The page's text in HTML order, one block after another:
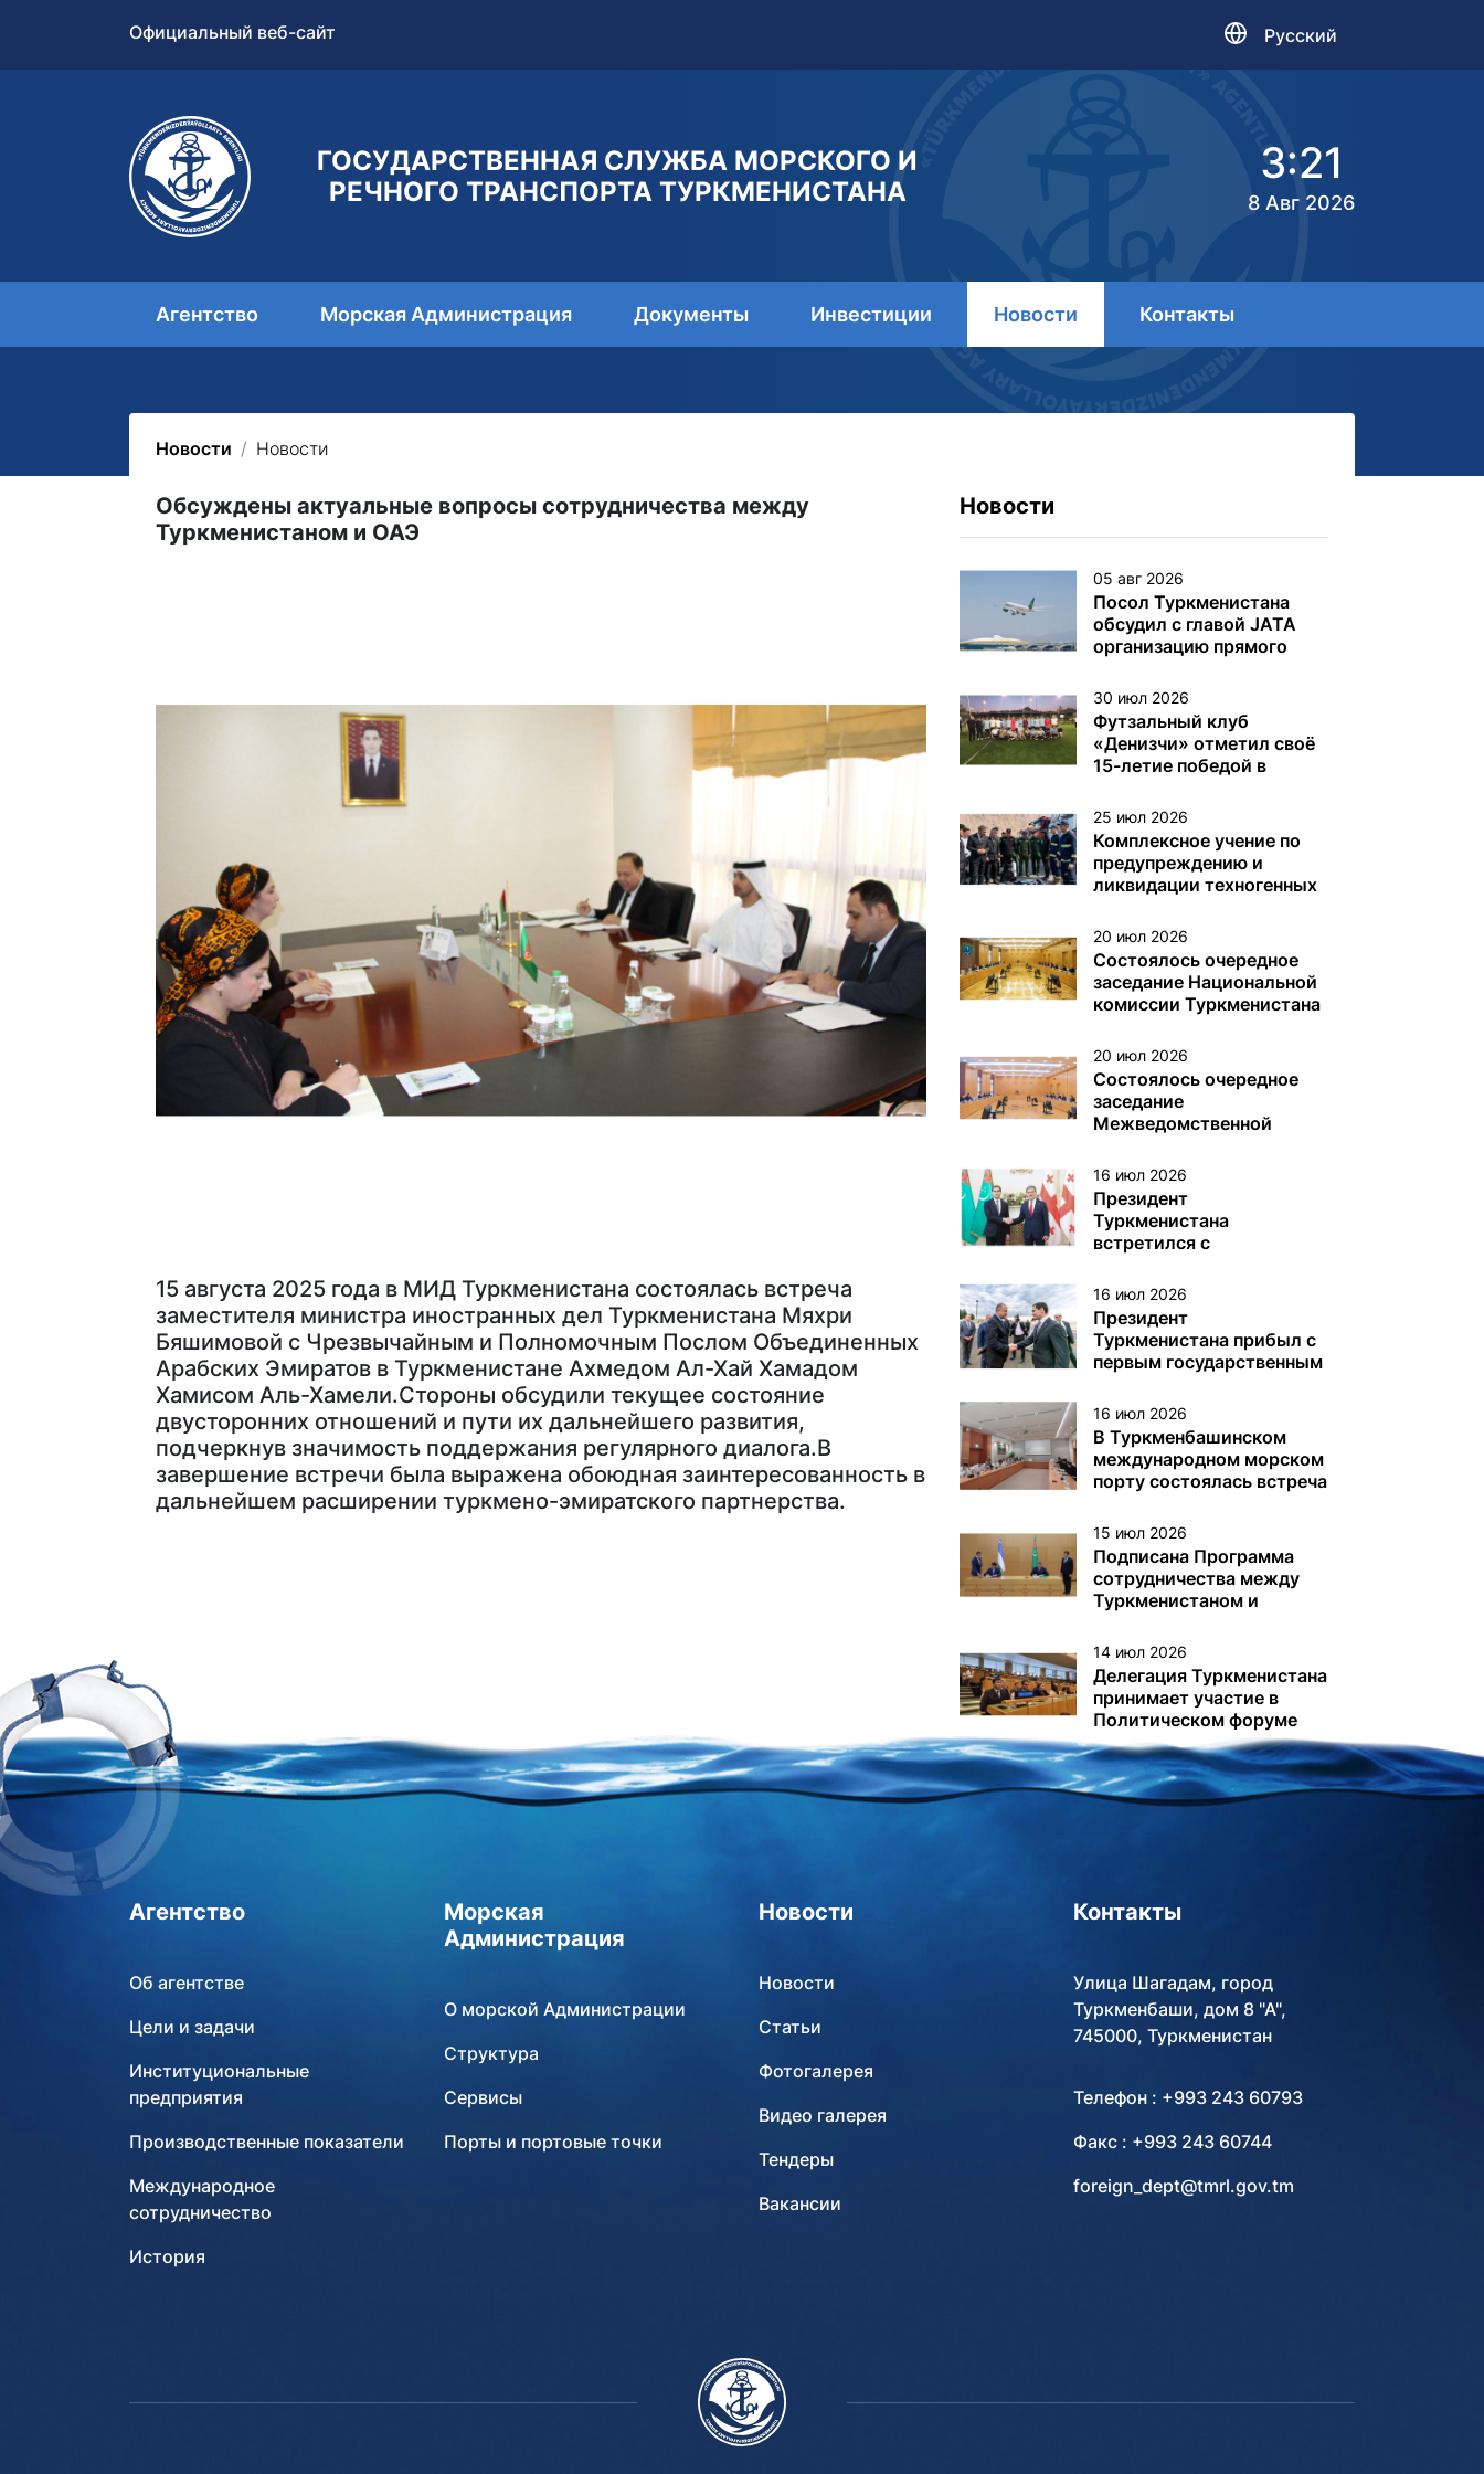
Официальный веб-сайт Русский
ГОСУДАРСТВЕННАЯ СЛУЖБА МОРСКОГО И
РЕЧНОГО ТРАНСПОРТА ТУРКМЕНИСТАНА
3:21
8 Авг 2026
Агентство Морская Администрация Документы Инвестиции Новости Контакты
Новости Новости
Обсуждены актуальные вопросы сотрудничества между
Туркменистаном и ОАЭ
15 августа 2025 года в МИД Туркменистана состоялась встреча
заместителя министра иностранных дел Туркменистана Мяхри
Бяшимовой с Чрезвычайным и Полномочным Послом Объединенных
Арабских Эмиратов в Туркменистане Ахмедом Ал-Хай Хамадом
Хамисом Аль-Хамели.Стороны обсудили текущее состояние
двусторонних отношений и пути их дальнейшего развития,
подчеркнув значимость поддержания регулярного диалога.В
завершение встречи была выражена обоюдная заинтересованность в
дальнейшем расширении туркмено-эмиратского партнерства.
Новости
05 авг 2026
Посол Туркменистана
обсудил с главой JATA
организацию прямого
30 июл 2026
Футзальный клуб
«Денизчи» отметил своё
15-летие победой в
«Денизчи»
25 июл 2026
Комплексное учение по
предупреждению и
ликвидации техногенных
нефтегазодобывающих
платформах и других
объектах (сооружениях)
различного назначения в
туркменском секторе
20 июл 2026
Состоялось очередное
заседание Национальной
комиссии Туркменистана
20 июл 2026
Состоялось очередное
заседание
Межведомственной
по вопросам Каспийского
моря
16 июл 2026
Президент
Туркменистана
встретился с
16 июл 2026
Президент
Туркменистана прибыл с
первым государственным
16 июл 2026
В Туркменбашинском
международном морском
порту состоялась встреча
15 июл 2026
Подписана Программа
сотрудничества между
Туркменистаном и
14 июл 2026
Делегация Туркменистана
принимает участие в
Политическом форуме
высокого уровня под
эгидой ЭКОСОС в Нью-
Йорке
Агентство
Об агентстве
Цели и задачи
Институциональные
предприятия
Производственные показатели
Международное
сотрудничество
История
Морская
Администрация
О морской Администрации
Структура
Сервисы
Порты и портовые точки
Новости
Новости
Статьи
Фотогалерея
Видео галерея
Тендеры
Вакансии
Контакты
Улица Шагадам, город
Туркменбаши, дом 8 "А",
745000, Туркменистан
Телефон : +993 243 60793
Факс : +993 243 60744
foreign_dept@tmrl.gov.tm